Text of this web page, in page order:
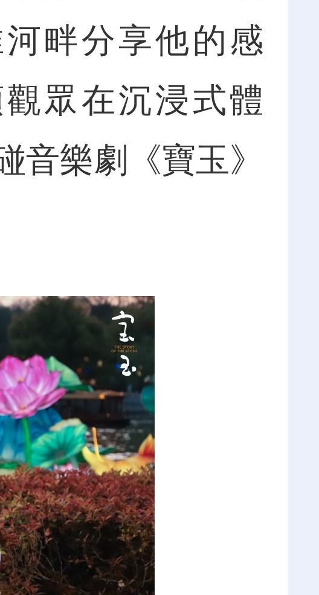
畔分享他的感
眾在沉浸式體
音樂劇《寶玉》